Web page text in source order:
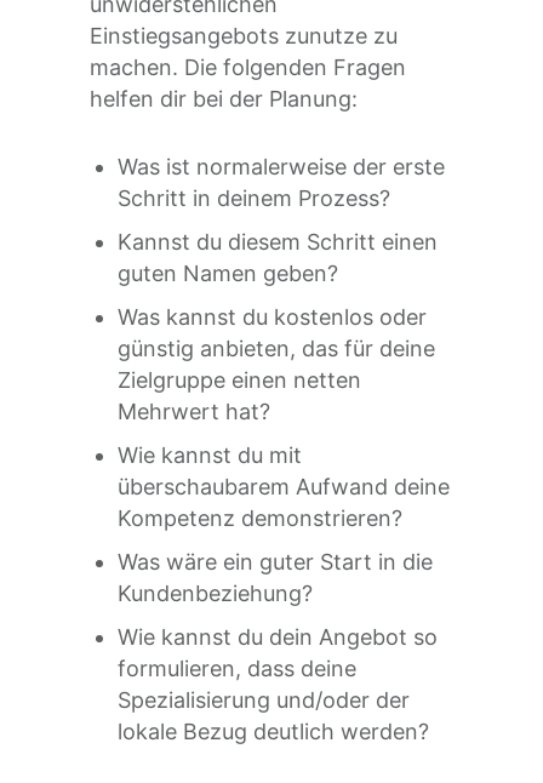
Einstiegsangebots zunutze zu
machen. Die folgenden Fragen
helfen dir bei der Planung:
Was ist normalerweise der erste
Schritt in deinem Prozess?
Kannst du diesem Schritt einen
guten Namen geben?
Was kannst du kostenlos oder
günstig anbieten, das für deine
Zielgruppe einen netten
Mehrwert hat?
Wie kannst du mit
überschaubarem Aufwand deine
Kompetenz demonstrieren?
Was wäre ein guter Start in die
Kundenbeziehung?
Wie kannst du dein Angebot so
formulieren, dass deine
Spezialisierung und/oder der
lokale Bezug deutlich werden?